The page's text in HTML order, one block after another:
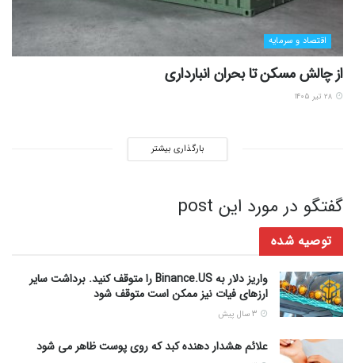
اقتصاد و سرمایه
از چالش مسکن تا بحران انبارداری
بارگذاری بیشتر
گفتگو در مورد این post
توصیه شده
واریز دلار به Binance.US را متوقف کنید. برداشت سایر
ارزهای فیات نیز ممکن است متوقف شود
علائم هشدار دهنده کبد که روی پوست ظاهر می شود